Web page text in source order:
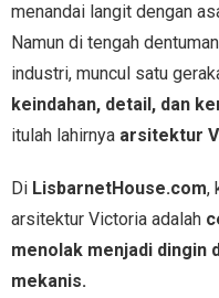
- Wisata Kastil Eropa
menandai langit dengan
Namun di tengah
industri, muncul satu
keindahan, detail, dan
itulah lahirnya arsitektur
Di LisbarnetHouse.com,
arsitektur Victoria adalah
menolak menjadi dingin
mekanis.